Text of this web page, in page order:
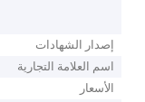
إصدار الشهادات
اسم العلامة التجارية
الأسعار